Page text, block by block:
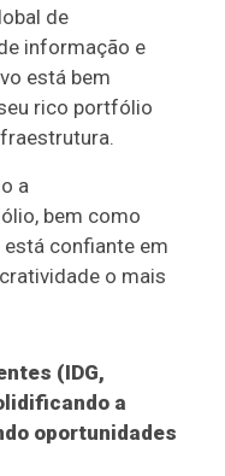
de
informação e
está bem
rico portfólio
a
bem como
está confiante em
o mais
(IDG,
a
oportunidades